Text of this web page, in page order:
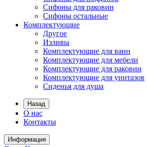
Сифоны для раковин
Сифоны остальные
Комплектующие
Другое
Изливы
Комплектующие для ванн
Комплектующие для мебели
Комплектующие для раковин
Комплектующие для унитазов
Сиденья для душа
Назад
О нас
Контакты
Информация